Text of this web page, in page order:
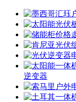
逆变器